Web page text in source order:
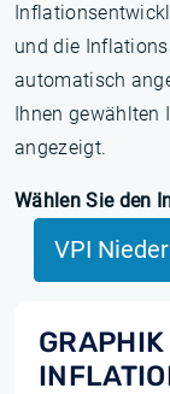
und die
automatisch
Ihnen gewählten
angezeigt.
Wählen Sie den
VPI